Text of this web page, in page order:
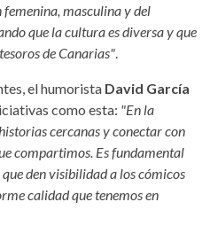
masculina y del
que la cultura es diversa y que
de Canarias".
el humorista David García
como esta: "En la
cercanas y conectar con
compartimos. Es fundamental
den visibilidad a los cómicos
calidad que tenemos en